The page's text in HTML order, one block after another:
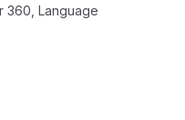
360, Language